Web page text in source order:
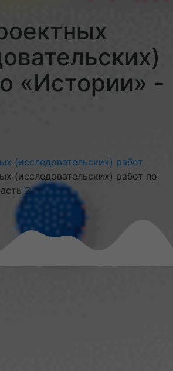
«Истории» -
(исследовательских) работ
(исследовательских) работ по
2